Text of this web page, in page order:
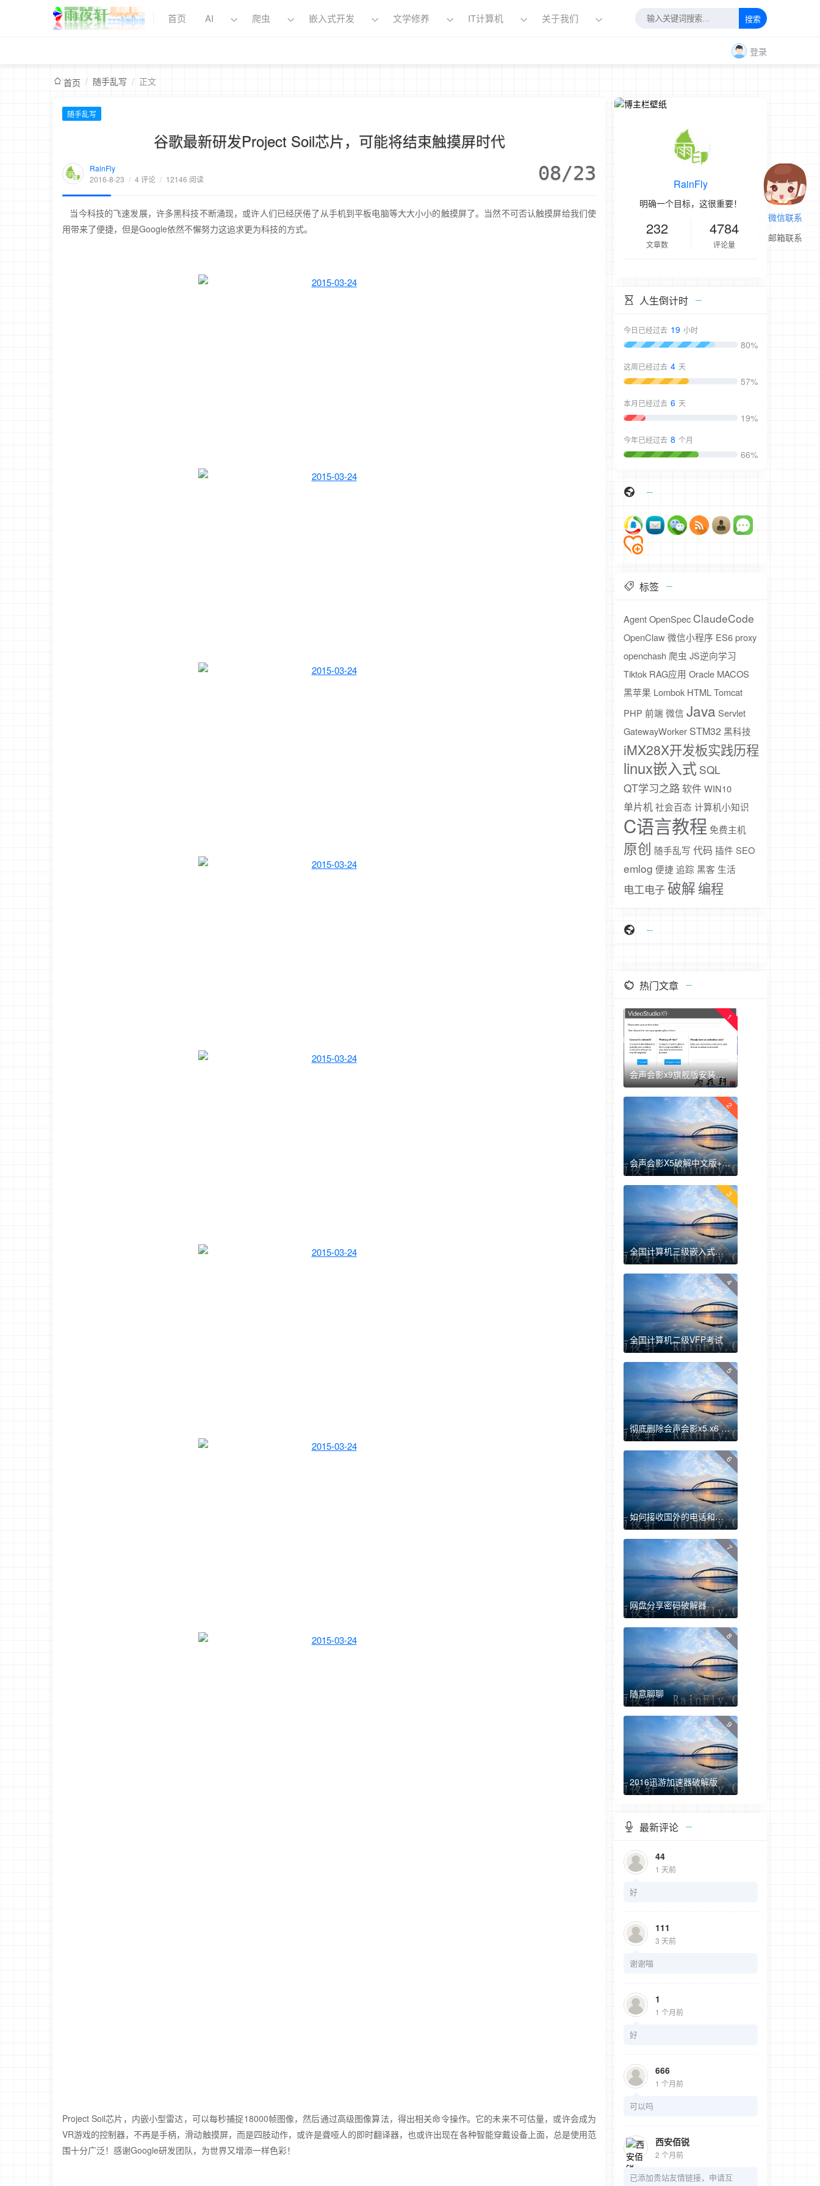
首页 AI 爬虫 嵌入式开发 文学修养 IT计算机 关于我们 搜索
登录
首页 / 随手乱写 / 正文
随手乱写
谷歌最新研发Project Soil芯片，可能将结束触摸屏时代
RainFly
2016-8-23 / 4 评论 / 12146 阅读 08/23
当今科技的飞速发展，许多黑科技不断涌现，或许人们已经厌倦了从手机到平板电脑等大大小小的触摸屏了。当然不可否认触摸屏给我们使
用带来了便捷，但是Google依然不懈努力这追求更为科技的方式。
Project Soil芯片，内嵌小型雷达，可以每秒捕捉18000帧图像，然后通过高级图像算法，得出相关命令操作。它的未来不可估量，或许会成为
VR游戏的控制器，不再是手柄，滑动触摸屏，而是四肢动作，或许是聋哑人的即时翻译器，也或许出现在各种智能穿戴设备上面，总是使用范
围十分广泛！感谢Google研发团队，为世界又增添一样色彩！
RainFly
明确一个目标，这很重要！
232
文章数
4784
评论量
人生倒计时
今日已经过去 19 小时
80%
这周已经过去 4 天
57%
本月已经过去 6 天
19%
今年已经过去 8 个月
66%
标签
AgentOpenSpec ClaudeCode
OpenClaw微信小程序 ES6proxy
openchash 爬虫 JS逆向学习
Tiktok RAG应用 Oracle MACOS
黑苹果 Lombok HTMLTomcat
PHP 前端 微信 Java Servlet
GatewayWorker STM32 黑科技
iMX28X开发板实践历程
linux嵌入式 SQL
QT学习之路软件WIN10
单片机社会百态 计算机小知识
C语言教程 免费主机
原创 随手乱写 代码 插件 SEO
emlog 便捷追踪 黑客 生活
电工电子破解 编程
热门文章
1
会声会影x9旗舰版安装破解汉化教程（附上安装包+注册机+汉化包）
2
会声会影X5破解中文版+注册机+安装教程
3
全国计算机三级嵌入式开发真题下载
4
全国计算机二级VFP考试
5
彻底删除会声会影x5 x6 x7 x9方法+删除工具
6
如何接收国外的电话和短信验证
7
网盘分享密码破解器
8
随意聊聊
9
2016迅游加速器破解版
最新评论
44
1 天前
好
111
3 天前
谢谢喵
1
1 个月前
好
666
1 个月前
可以吗
西安佰锐
2 个月前
已添加贵站友情链接，申请互链。 站点名称...
微信联系
邮箱联系